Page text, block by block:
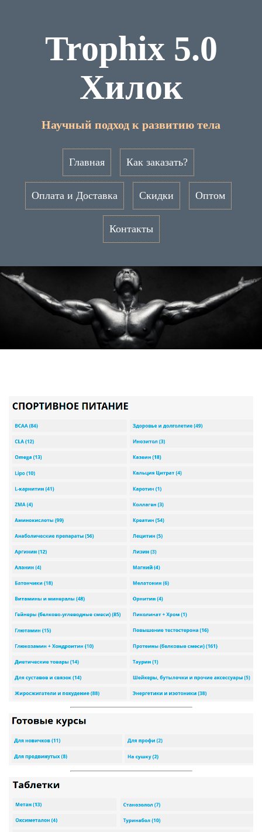
Trophix 5.0
Хилок
Научный подход к развитию тела
Главная Как заказать?
Оплата и Доставка Скидки Оптом
Контакты